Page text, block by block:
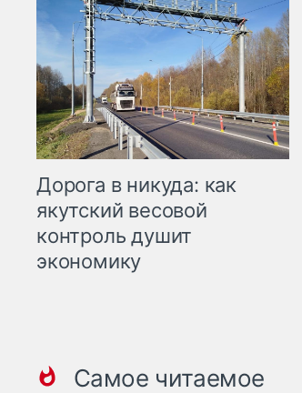
Дорога в никуда: как
якутский весовой
контроль душит
экономику
Самое читаемое